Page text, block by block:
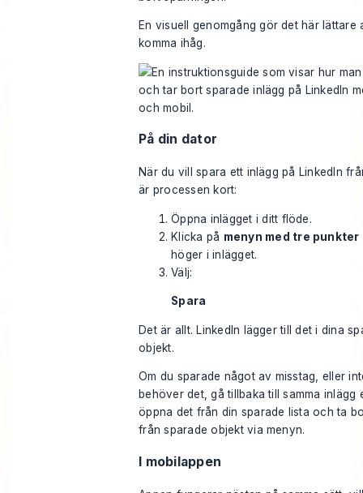
En visuell genomgång gör det här lättare
komma ihåg.
På din dator
När du vill spara ett inlägg på LinkedIn
är processen kort:
Öppna inlägget i ditt flöde.
Klicka på menyn med tre punkter
höger i inlägget.
Välj:
Spara
Det är allt. LinkedIn lägger till det i dina
objekt.
Om du sparade något av misstag, eller
behöver det, gå tillbaka till samma inlägg
öppna det från din sparade lista och ta
från sparade objekt via menyn.
I mobilappen